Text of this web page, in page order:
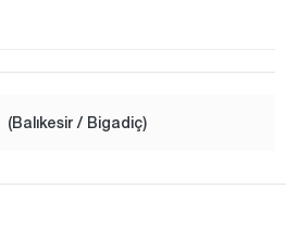
(Balıkesir / Bigadiç)